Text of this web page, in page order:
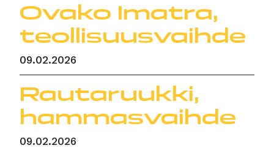
Ovako Imatra,
teollisuusvaihde
09.02.2026
Rautaruukki,
hammasvaihde
09.02.2026